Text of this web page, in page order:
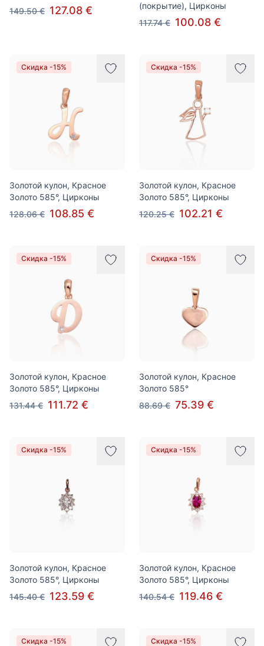
149.50 € 127.08 €
(покрытие), Цирконы
117.74 € 100.08 €
Скидка -15%
Золотой кулон, Красное
Золото 585°, Цирконы
128.06 € 108.85 €
Скидка -15%
Золотой кулон, Красное
Золото 585°, Цирконы
120.25 € 102.21 €
Скидка -15%
Золотой кулон, Красное
Золото 585°, Цирконы
131.44 € 111.72 €
Скидка -15%
Золотой кулон, Красное
Золото 585°
88.69 € 75.39 €
Скидка -15%
Золотой кулон, Красное
Золото 585°, Цирконы
145.40 € 123.59 €
Скидка -15%
Золотой кулон, Красное
Золото 585°, Цирконы
140.54 € 119.46 €
Скидка -15% Скидка -15%